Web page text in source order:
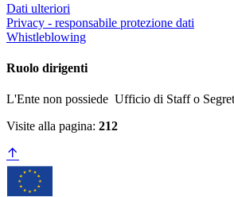
Dati ulteriori
Privacy - responsabile protezione dati
Whistleblowing
Ruolo dirigenti
L'Ente non possiede Ufficio di Staff o
Visite alla pagina: 212